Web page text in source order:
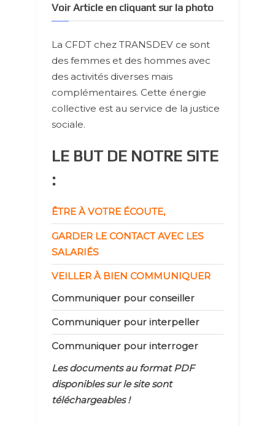
Voir Article en cliquant sur la photo
La CFDT chez TRANSDEV ce sont
des femmes et des hommes avec
des activités diverses mais
complémentaires. Cette énergie
collective est au service de la justice
sociale.
LE BUT DE NOTRE SITE
:
ÊTRE À VOTRE ÉCOUTE,
GARDER LE CONTACT AVEC LES
SALARIÉS
VEILLER À BIEN COMMUNIQUER
Communiquer pour conseiller
Communiquer pour interpeller
Communiquer pour interroger
Les documents au format PDF
disponibles sur le site sont
téléchargeables !